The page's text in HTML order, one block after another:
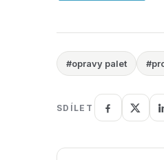
#opravy palet
SDÍLET